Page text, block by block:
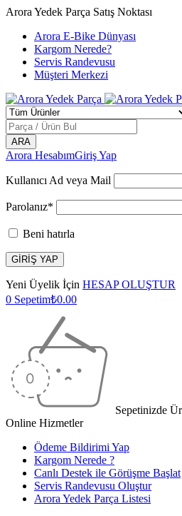
Arora Yedek Parça Satış Noktası
Arora E-Bike Dünyası
Kargom Nerede?
Servis Randevusu
Müşteri Merkezi
Arora HesabımGiriş Yap
Kullanıcı Ad veya Mail
Parolanız*
Beni hatırla
Yeni Üyelik İçin HESAP OLUŞTUR
0 Sepetim₺0.00
Sepetinizde
Online Hizmetler
Ödeme Bildirimi Yap
Kargom Nerede ?
Canlı Destek ile Görüşme Başlat
Servis Randevusu Oluştur
Arora Yedek Parça Listesi